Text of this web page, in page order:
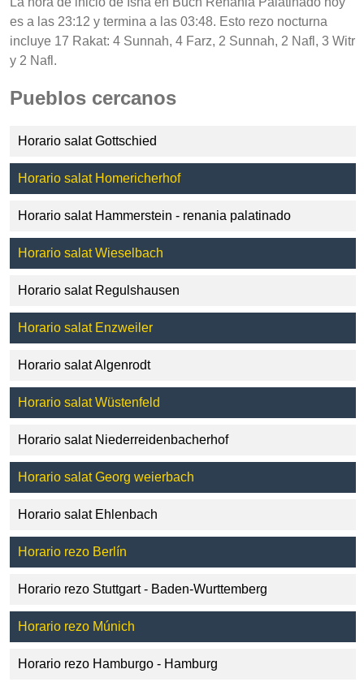
es a las 23:12 y termina a las 03:48. Esto rezo nocturna
incluye 17 Rakat: 4 Sunnah, 4 Farz, 2 Sunnah, 2 Nafl, 3 Witr
y 2 Nafl.
Pueblos cercanos
Horario salat Gottschied
Horario salat Homericherhof
Horario salat Hammerstein - renania palatinado
Horario salat Wieselbach
Horario salat Regulshausen
Horario salat Enzweiler
Horario salat Algenrodt
Horario salat Wüstenfeld
Horario salat Niederreidenbacherhof
Horario salat Georg weierbach
Horario salat Ehlenbach
Horario rezo Berlín
Horario rezo Stuttgart - Baden-Wurttemberg
Horario rezo Múnich
Horario rezo Hamburgo - Hamburg